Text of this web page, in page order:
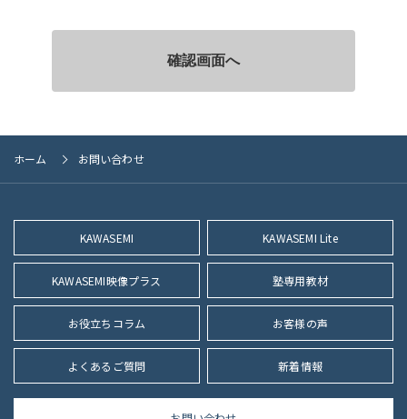
ホーム お問い合わせ
KAWASEMI KAWASEMI Lite
KAWASEMI映像プラス 塾専用教材
お役立ちコラム お客様の声
よくあるご質問 新着情報